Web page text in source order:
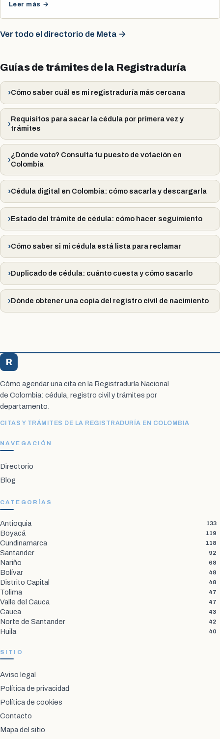
Leer más →
Ver todo el directorio de Meta →
Guías de trámites de la Registraduría
Cómo saber cuál es mi registraduría más cercana
Requisitos para sacar la cédula por primera vez y
trámites
¿Dónde voto? Consulta tu puesto de votación en
Colombia
Cédula digital en Colombia: cómo sacarla y descargarla
Estado del trámite de cédula: cómo hacer seguimiento
Cómo saber si mi cédula está lista para reclamar
Duplicado de cédula: cuánto cuesta y cómo sacarlo
Dónde obtener una copia del registro civil de nacimiento
R
Cómo agendar una cita en la Registraduría Nacional
de Colombia: cédula, registro civil y trámites por
departamento.
CITAS Y TRÁMITES DE LA REGISTRADURÍA EN COLOMBIA
NAVEGACIÓN
Directorio
Blog
CATEGORÍAS
Antioquia 133
Boyacá 119
Cundinamarca 118
Santander 92
Nariño 68
Bolívar 48
Distrito Capital 48
Tolima 47
Valle del Cauca 47
Cauca 43
Norte de Santander 42
Huila 40
SITIO
Aviso legal
Política de privacidad
Política de cookies
Contacto
Mapa del sitio